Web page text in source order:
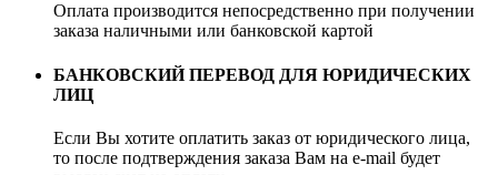
Оплата производится непосредственно при получении
заказа наличными или банковской картой
БАНКОВСКИЙ ПЕРЕВОД ДЛЯ ЮРИДИЧЕСКИХ
ЛИЦ
Если Вы хотите оплатить заказ от юридического лица,
то после подтверждения заказа Вам на e-mail будет